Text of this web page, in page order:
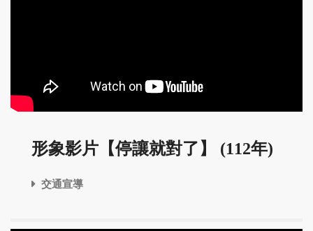
形象影片【停讓就對了】 (112年)
交通宣導